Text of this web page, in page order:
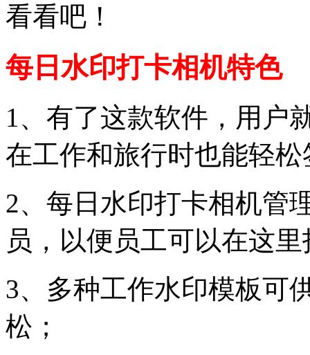
看看吧！
每日水印打卡相机特色
1、有了这款软件，用户
在工作和旅行时也能轻松
2、每日水印打卡相机管
员，以便员工可以在这
3、多种工作水印模板可
松；